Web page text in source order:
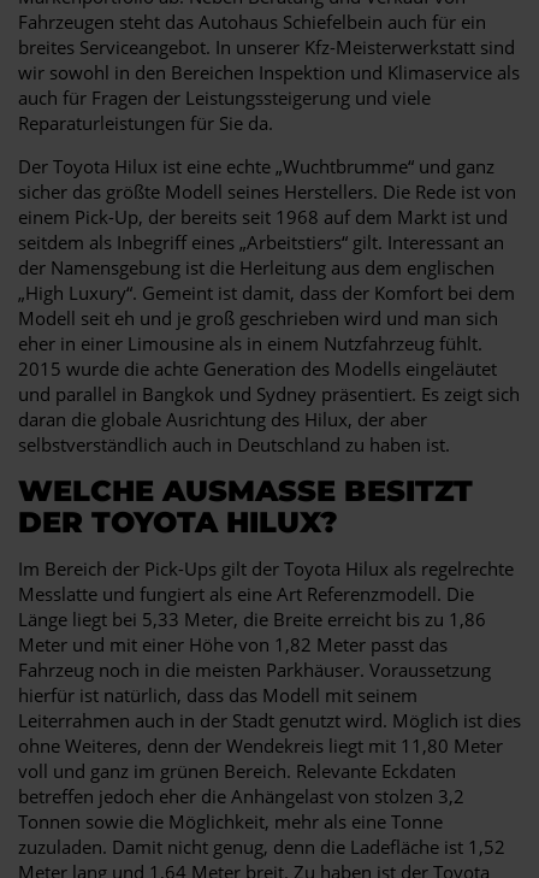
Fahrzeugen steht das Autohaus Schiefelbein auch für ein
breites Serviceangebot. In unserer Kfz-Meisterwerkstatt sind
wir sowohl in den Bereichen Inspektion und Klimaservice als
auch für Fragen der Leistungssteigerung und viele
Reparaturleistungen für Sie da.
Der Toyota Hilux ist eine echte „Wuchtbrumme“ und ganz
sicher das größte Modell seines Herstellers. Die Rede ist von
einem Pick-Up, der bereits seit 1968 auf dem Markt ist und
seitdem als Inbegriff eines „Arbeitstiers“ gilt. Interessant an
der Namensgebung ist die Herleitung aus dem englischen
„High Luxury“. Gemeint ist damit, dass der Komfort bei dem
Modell seit eh und je groß geschrieben wird und man sich
eher in einer Limousine als in einem Nutzfahrzeug fühlt.
2015 wurde die achte Generation des Modells eingeläutet
und parallel in Bangkok und Sydney präsentiert. Es zeigt sich
daran die globale Ausrichtung des Hilux, der aber
selbstverständlich auch in Deutschland zu haben ist.
WELCHE AUSMASSE BESITZT D
ER TOYOTA HILUX?
Im Bereich der Pick-Ups gilt der Toyota Hilux als regelrechte
Messlatte und fungiert als eine Art Referenzmodell. Die
Länge liegt bei 5,33 Meter, die Breite erreicht bis zu 1,86
Meter und mit einer Höhe von 1,82 Meter passt das
Fahrzeug noch in die meisten Parkhäuser. Voraussetzung
hierfür ist natürlich, dass das Modell mit seinem
Leiterrahmen auch in der Stadt genutzt wird. Möglich ist dies
ohne Weiteres, denn der Wendekreis liegt mit 11,80 Meter
voll und ganz im grünen Bereich. Relevante Eckdaten
betreffen jedoch eher die Anhängelast von stolzen 3,2
Tonnen sowie die Möglichkeit, mehr als eine Tonne
zuzuladen. Damit nicht genug, denn die Ladefläche ist 1,52
Meter lang und 1,64 Meter breit. Zu haben ist der Toyota